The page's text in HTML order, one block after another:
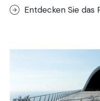
Entdecken Sie das